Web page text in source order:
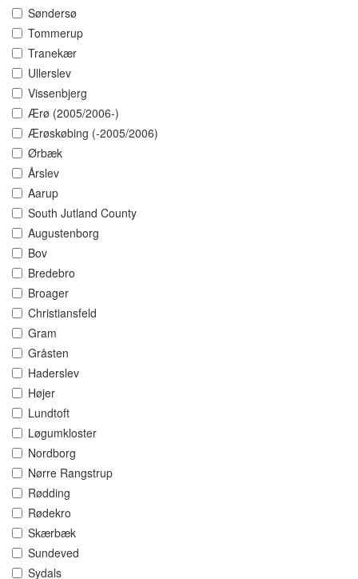
Søndersø
Tommerup
Tranekær
Ullerslev
Vissenbjerg
Ærø (2005/2006-)
Ærøskøbing (-2005/2006)
Ørbæk
Årslev
Aarup
South Jutland County
Augustenborg
Bov
Bredebro
Broager
Christiansfeld
Gram
Gråsten
Haderslev
Højer
Lundtoft
Løgumkloster
Nordborg
Nørre Rangstrup
Rødding
Rødekro
Skærbæk
Sundeved
Sydals